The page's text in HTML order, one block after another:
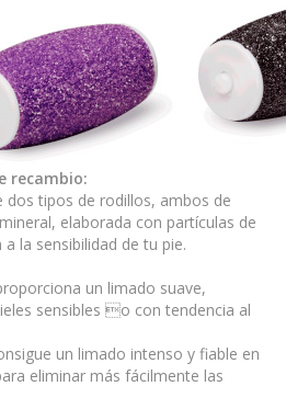
recambio:
dos tipos de rodillos, ambos de
elaborada con partículas de
la sensibilidad de tu pie.
un limado suave,
sensibles o con tendencia al
un limado intenso y fiable en
eliminar más fácilmente las